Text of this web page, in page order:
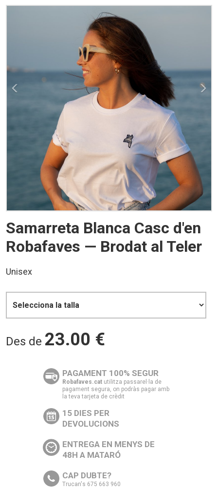
Previous Next
Samarreta Blanca Casc d'en
Robafaves — Brodat al Teler
Unisex
Des de 23.00 €
PAGAMENT 100% SEGUR
Robafaves.cat utilitza passarel·la de
pagament segura, on podràs pagar amb
la teva tarjeta de crèdit
15 DIES PER
DEVOLUCIONS
ENTREGA EN MENYS DE
48H A MATARÓ
CAP DUBTE?
Trucan's 675 663 960